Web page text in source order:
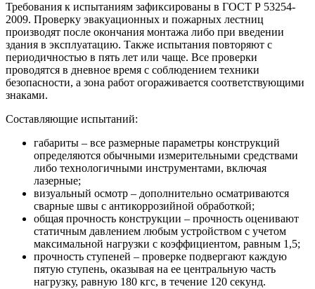
Требования к испытаниям зафиксированы в ГОСТ Р 53254-
2009. Проверку эвакуационных и пожарных лестниц
производят после окончания монтажа либо при введении
здания в эксплуатацию. Также испытания повторяют с
периодичностью в пять лет или чаще. Все проверки
проводятся в дневное время с соблюдением техники
безопасности, а зона работ огораживается соответствующими
знаками.
Составляющие испытаний:
габариты – все размерные параметры конструкций
определяются обычными измерительными средствами
либо технологичными инструментами, включая
лазерные;
визуальный осмотр – дополнительно осматриваются
сварные швы с антикоррозийной обработкой;
общая прочность конструкции – прочность оценивают
статичным давлением любым устройством с учетом
максимальной нагрузки с коэффициентом, равным 1,5;
прочность ступеней – проверке подвергают каждую
пятую ступень, оказывая на ее центральную часть
нагрузку, равную 180 кгс, в течение 120 секунд.